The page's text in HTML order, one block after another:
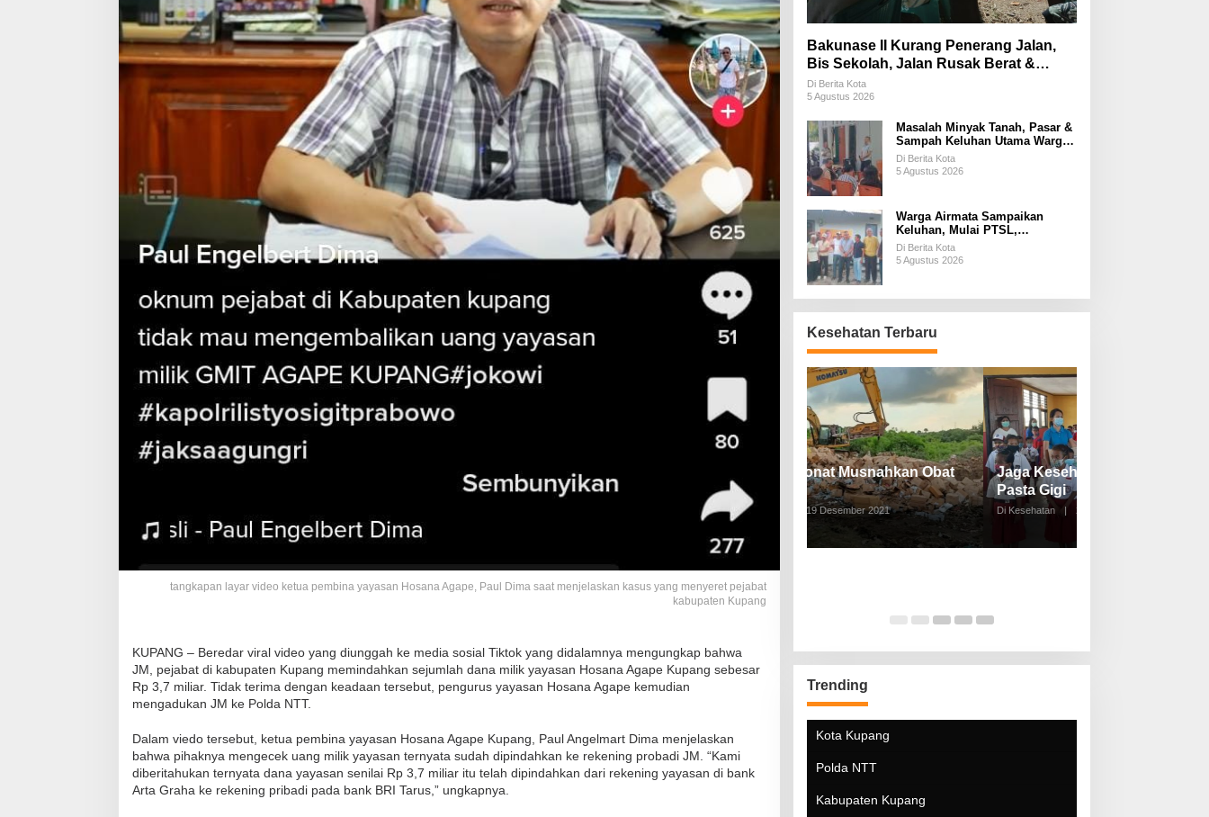
tangkapan layar video ketua pembina yayasan Hosana Agape, Paul Dima saat menjelaskan kasus yang menyeret pejabat
kabupaten Kupang
KUPANG – Beredar viral video yang diunggah ke media sosial Tiktok yang didalamnya mengungkap bahwa
JM, pejabat di kabupaten Kupang memindahkan sejumlah dana milik yayasan Hosana Agape Kupang sebesar
Rp 3,7 miliar. Tidak terima dengan keadaan tersebut, pengurus yayasan Hosana Agape kemudian
mengadukan JM ke Polda NTT.
Dalam viedo tersebut, ketua pembina yayasan Hosana Agape Kupang, Paul Angelmart Dima menjelaskan
bahwa pihaknya mengecek uang milik yayasan ternyata sudah dipindahkan ke rekening probadi JM. “Kami
diberitahukan ternyata dana yayasan senilai Rp 3,7 miliar itu telah dipindahkan dari rekening yayasan di bank
Arta Graha ke rekening pribadi pada bank BRI Tarus,” ungkapnya.
Bakunase II Kurang Penerang Jalan,
Bis Sekolah, Jalan Rusak Berat &
Susah Pupuk Subsidi
Di Berita Kota
5 Agustus 2026
Masalah Minyak Tanah, Pasar &
Sampah Keluhan Utama Warga
Airnona
Di Berita Kota
5 Agustus 2026
Warga Airmata Sampaikan
Keluhan, Mulai PTSL,
Ketersediaan Minyak Tanah &
Lahan Pemakaman
Di Berita Kota
5 Agustus 2026
Kesehatan Terbaru
RSUD Naibonat Musnahkan Obat
Kadaluarsa
19 Desember 2021
Jaga Kesehatan, Bagikan Sikat dan
Pasta Gigi
Di Kesehatan | 25 September 2021
Trending
Kota Kupang
Polda NTT
Kabupaten Kupang